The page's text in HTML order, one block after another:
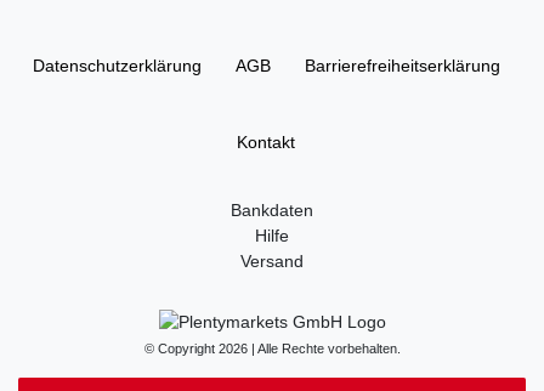
Daten­schutz­erklärung AGB Barrierefreiheitserklärung
Kontakt
Bankdaten
Hilfe
Versand
© Copyright 2026 | Alle Rechte vorbehalten.